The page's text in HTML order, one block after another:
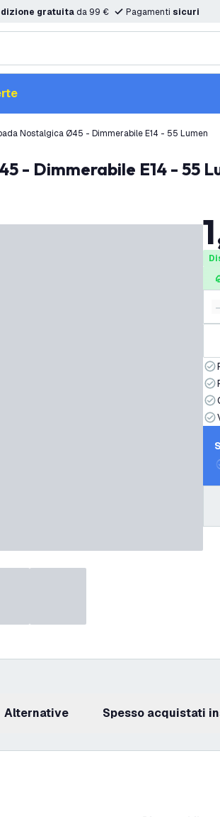
gratuita da 99 € Pagamenti sicuri
Nostalgica Ø45 - Dimmerabile E14 - 55 Lumen
- Dimmerabile E14 - 55
1
Alternative Spesso acquistati